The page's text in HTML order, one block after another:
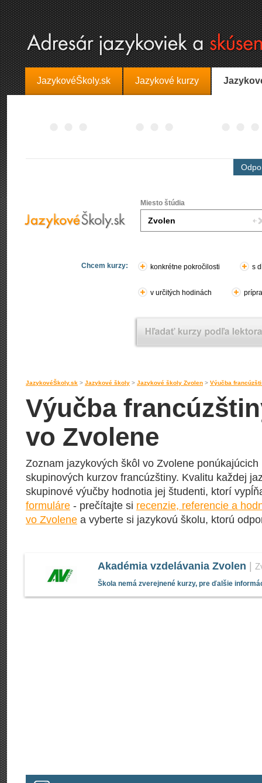
JazykovéŠkoly.sk Jazykové kurzy
Miesto štúdia
Chcem kurzy: konkrétne pokročilosti s
v určitých hodinách
JazykovéŠkoly.sk > Jazykové školy > Jazykové školy Zvolen > Výučba
Výučba
vo Zvolene
Zoznam jazykových škôl vo Zvolene
skupinových kurzov francúzštiny. Kvalitu každej
skupinové výučby hodnotia jej študenti, ktorí
formuláre - prečítajte si recenzie, referencie a
vo Zvolene a vyberte si jazykovú školu, ktorú
Akadémia vzdelávania Zvolen
Škola nemá zverejnené kurzy, pre ďalšie